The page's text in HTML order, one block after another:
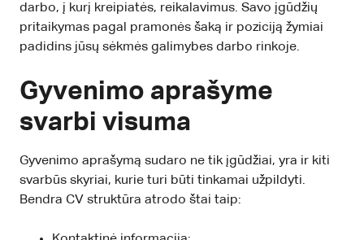
darbo, į kurį kreipiatės, reikalavimus. Savo įgūdžių
pritaikymas pagal pramonės šaką ir poziciją žymiai
padidins jūsų sėkmės galimybes darbo rinkoje.
Gyvenimo aprašyme
svarbi visuma
Gyvenimo aprašymą sudaro ne tik įgūdžiai, yra ir kiti
svarbūs skyriai, kurie turi būti tinkamai užpildyti.
Bendra CV struktūra atrodo štai taip: